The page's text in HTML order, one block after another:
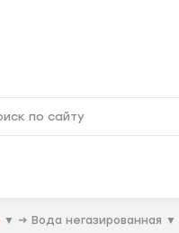
▼ → Вода негазированная ▼